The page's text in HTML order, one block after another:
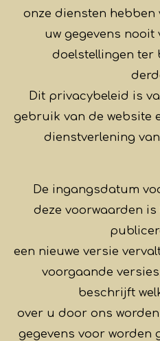
onze diensten hebben
uw gegevens nooit
doelstellingen ter
Dit privacybeleid is
gebruik van de website
dienstverlening
De ingangsdatum
deze voorwaarden is
een nieuwe versie
voorgaande
beschrijft
over u door ons
gegevens voor worden